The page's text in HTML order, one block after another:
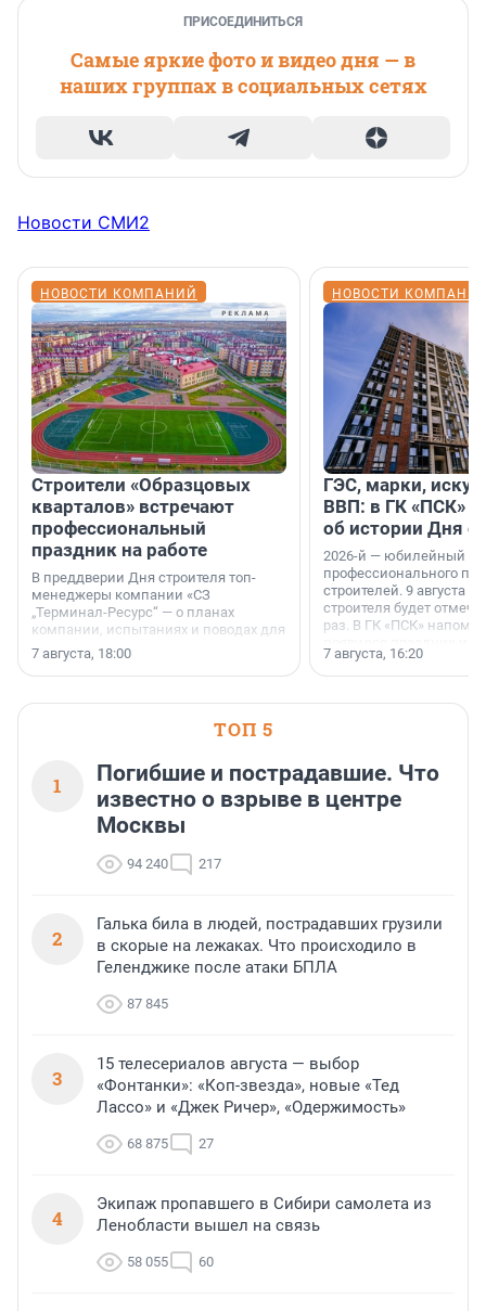
ПРИСОЕДИНИТЬСЯ
Самые яркие фото и видео дня — в
наших группах в социальных сетях
Новости СМИ2
НОВОСТИ КОМПАНИЙ
Строители «Образцовых
кварталов» встречают
профессиональный
праздник на работе
В преддверии Дня строителя топ-
менеджеры компании «СЗ
„Терминал-Ресурс“ — о планах
компании, испытаниях и поводах для
осторожного оптимизма.
7 августа, 18:00
НОВОСТИ
ГЭС, марки,
ВВП: в ГК «ПСК»
об истории Дня
2026-й — юбилейный
профессионального
строителей. 9 августа
строителя будет
раз. В ГК «ПСК»
поменялась роль
7 августа, 16:20
ТОП 5
1
Погибшие и пострадавшие. Что
известно о взрыве в центре
Москвы
94 240 217
2
Галька била в людей, пострадавших грузили
в скорые на лежаках. Что происходило в
Геленджике после атаки БПЛА
87 845
3
15 телесериалов августа — выбор
«Фонтанки»: «Коп-звезда», новые «Тед
Лассо» и «Джек Ричер», «Одержимость»
68 875 27
4
Экипаж пропавшего в Сибири самолета из
Ленобласти вышел на связь
58 055 60